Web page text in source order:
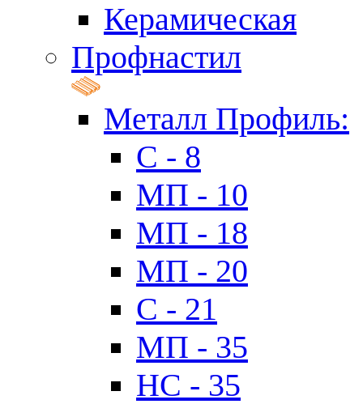
Керамическая
Профнастил
Металл Профиль:
C - 8
МП - 10
МП - 18
МП - 20
C - 21
МП - 35
HC - 35